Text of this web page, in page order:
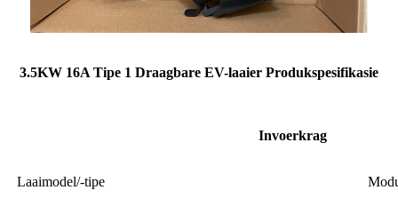
3.5KW 16A Tipe 1 Draagbare EV-laaier Produkspesifikasie
Invoerkrag
Laaimodel/-tipe